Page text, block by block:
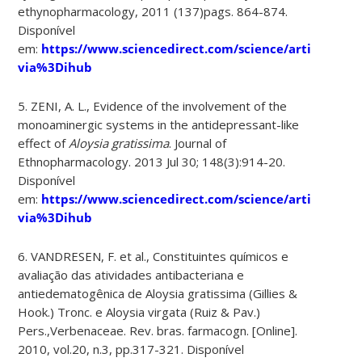
ethynopharmacology, 2011 (137)pags. 864-874.
Disponível
em: https://www.sciencedirect.com/science/article/pii/
via%3Dihub
5. ZENI, A. L., Evidence of the involvement of the
monoaminergic systems in the antidepressant-like
effect of Aloysia gratissima. Journal of
Ethnopharmacology. 2013 Jul 30; 148(3):914-20.
Disponível
em: https://www.sciencedirect.com/science/article/pii/
via%3Dihub
6. VANDRESEN, F. et al., Constituintes químicos e
avaliação das atividades antibacteriana e
antiedematogênica de Aloysia gratissima (Gillies &
Hook.) Tronc. e Aloysia virgata (Ruiz & Pav.)
Pers.,Verbenaceae. Rev. bras. farmacogn. [Online].
2010, vol.20, n.3, pp.317-321. Disponível